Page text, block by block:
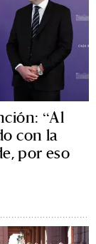
“Al
con la
por eso